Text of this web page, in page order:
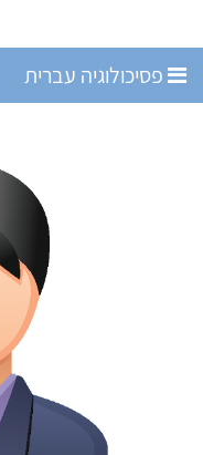
פסיכולוגיה עברית